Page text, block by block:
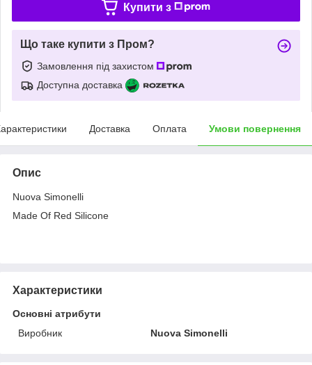
Купити з
Що таке купити з Пром?
Замовлення під захистом
Доступна доставка
Доставка Оплата Умови повернення
Опис
Nuova Simonelli
Made Of Red Silicone
Характеристики
Основні атрибути
Виробник
Nuova Simonelli